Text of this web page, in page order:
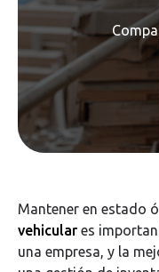
Mantener en estado
vehicular es
una empresa, y la